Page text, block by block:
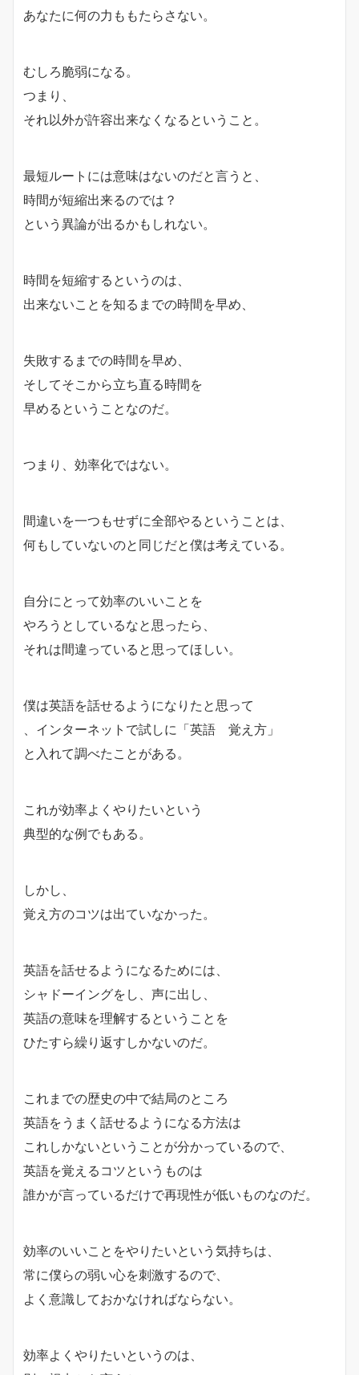
あなたに何の力ももたらさない。
むしろ脆弱になる。
つまり、
それ以外が許容出来なくなるということ。
最短ルートには意味はないのだと言うと、
時間が短縮出来るのでは？
という異論が出るかもしれない。
時間を短縮するというのは、
出来ないことを知るまでの時間を早め、
失敗するまでの時間を早め、
そしてそこから立ち直る時間を
早めるということなのだ。
つまり、効率化ではない。
間違いを一つもせずに全部やるということは、
何もしていないのと同じだと僕は考えている。
自分にとって効率のいいことを
やろうとしているなと思ったら、
それは間違っていると思ってほしい。
僕は英語を話せるようになりたと思って
、インターネットで試しに「英語 覚え方」
と入れて調べたことがある。
これが効率よくやりたいという
典型的な例でもある。
しかし、
覚え方のコツは出ていなかった。
英語を話せるようになるためには、
シャドーイングをし、声に出し、
英語の意味を理解するということを
ひたすら繰り返すしかないのだ。
これまでの歴史の中で結局のところ
英語をうまく話せるようになる方法は
これしかないということが分かっているので、
英語を覚えるコツというものは
誰かが言っているだけで再現性が低いものなのだ。
効率のいいことをやりたいという気持ちは、
常に僕らの弱い心を刺激するので、
よく意識しておかなければならない。
効率よくやりたいというのは、